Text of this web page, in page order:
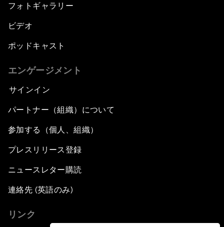
フォトギャラリー
ビデオ
ポッドキャスト
エンゲージメント
サインイン
パートナー（組織）について
参加する（個人、組織）
プレスリリース登録
ニュースレター購読
連絡先 (英語のみ)
リンク